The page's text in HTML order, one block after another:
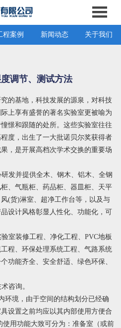
程案例 新闻动态 关于我们
调节、测试方法
的基地，科技发展的源泉，对科技
上享有盛誉的著名实验室更被喻为
憬和跟随的处所。这些实验室往往
度，出生了一大批诺贝尔奖获得者
，是开展高档次学术交换的重要场
并提供全木、钢木、铝木、全钢
、气瓶柜、药品柜、器皿柜、天平
(货)淋室、超净工作台等，以及与
设计风格彰显人性化、功能化，可
装修工程、净化工程、PVC地板
程、环保处理系统工程、气路系统
功能齐全、安全舒适、绿色环保、
咨询。
环境，由于空间的结构划分已经确
设置之前均应以其内部使用方便合
用功能大致可分为：准备室（或前